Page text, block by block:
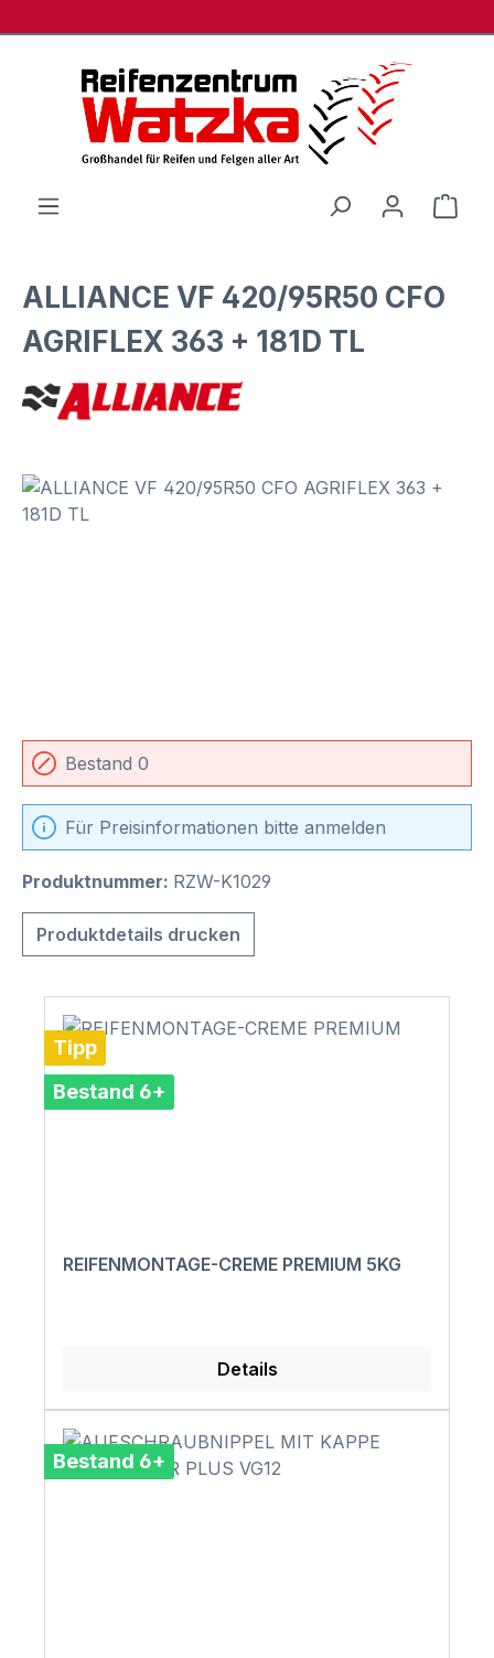
ALLIANCE VF 420/95R50 CFO
AGRIFLEX 363 + 181D TL
Bildergalerie überspringen
Bestand 0
Für Preisinformationen bitte anmelden
Produktnummer: RZW-K1029
Produktdetails drucken
Tipp
Bestand 6+
REIFENMONTAGE-CREME PREMIUM 5KG
Details
Bestand 6+